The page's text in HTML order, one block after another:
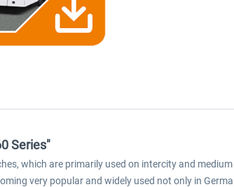
Series"
which are primarily used on intercity and
very popular and widely used not only in